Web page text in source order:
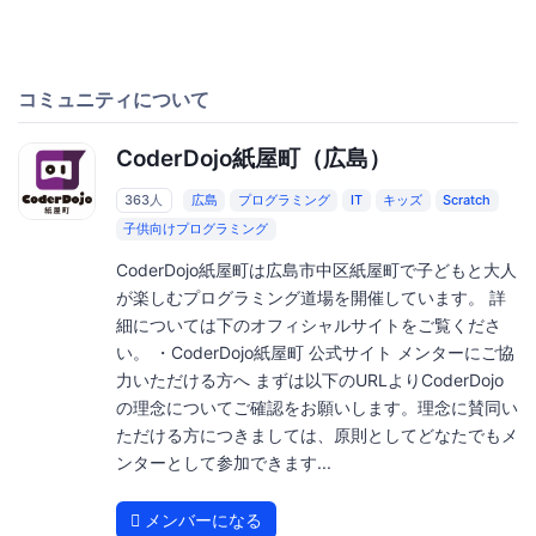
コミュニティについて
CoderDojo紙屋町（広島）
363人 広島 プログラミング IT キッズ
Scratch
子供向けプログラミング
CoderDojo紙屋町は広島市中区紙屋町で子どもと大人
が楽しむプログラミング道場を開催しています。 詳
細については下のオフィシャルサイトをご覧くださ
い。 ・CoderDojo紙屋町 公式サイト メンターにご協
力いただける方へ まずは以下のURLよりCoderDojo
の理念についてご確認をお願いします。理念に賛同い
ただける方につきましては、原則としてどなたでもメ
ンターとして参加できます...
メンバーになる